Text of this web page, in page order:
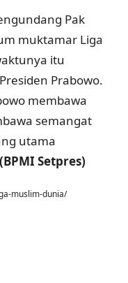
Pak
muktamar Liga
itu
Prabowo.
membawa
semangat
utama
(BPMI Setpres)
muslim-dunia/